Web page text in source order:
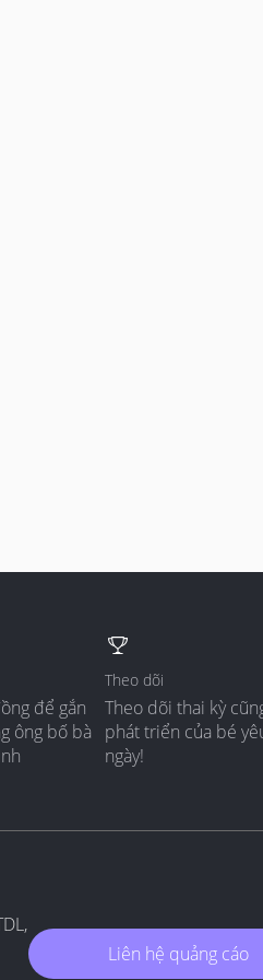
để gắn
ông bố bà
Theo dõi
Theo dõi thai kỳ
phát triển của bé
ngày!
Liên hệ quảng cáo